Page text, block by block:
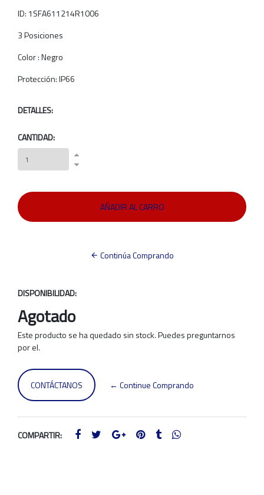
ID: 1SFA611214R1006
3 Posiciones
Color : Negro
Protección: IP66
DETALLES:
CANTIDAD:
Continúa Comprando
DISPONIBILIDAD:
Agotado
Este producto se ha quedado sin stock. Puedes preguntarnos
por el.
CONTÁCTANOS ← Continue Comprando
COMPARTIR: